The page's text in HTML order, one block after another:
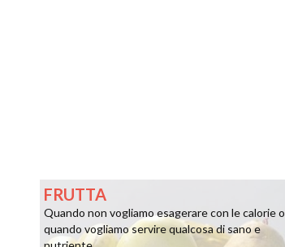
FRUTTA
Quando non vogliamo esagerare con le calorie o
quando vogliamo servire qualcosa di sano e